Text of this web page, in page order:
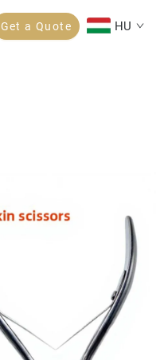
Get a Quote HU